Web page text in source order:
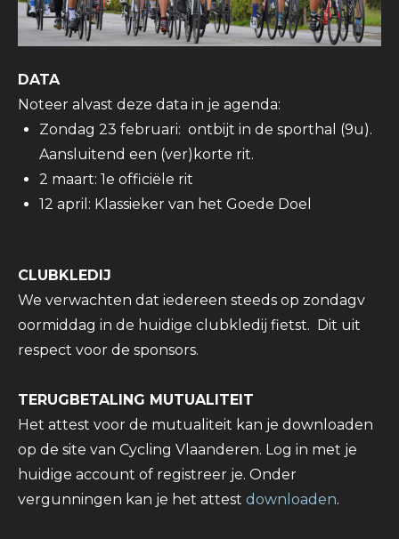
DATA
Noteer alvast deze data in je agenda:
Zondag 23 februari: ontbijt in de sporthal (9u).
Aansluitend een (ver)korte rit.
2 maart: 1e officiële rit
12 april: Klassieker van het Goede Doel
CLUBKLEDIJ
We verwachten dat iedereen steeds op zondagv
oormiddag in de huidige clubkledij fietst. Dit uit
respect voor de sponsors.
TERUGBETALING MUTUALITEIT
Het attest voor de mutualiteit kan je downloaden
op de site van Cycling Vlaanderen. Log in met je
huidige account of registreer je. Onder
vergunningen kan je het attest downloaden.